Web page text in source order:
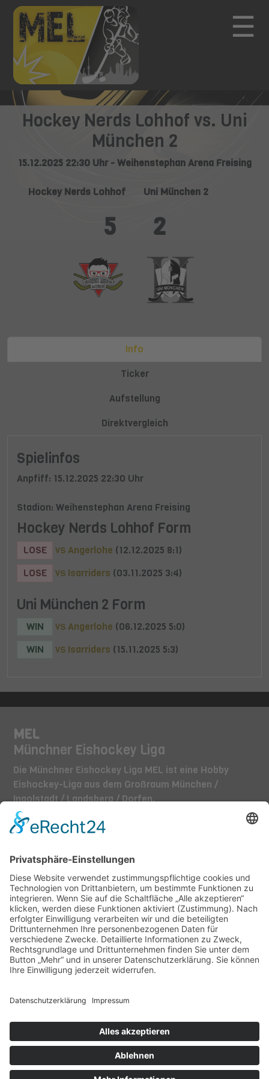
☰
Hockey Nerds Lohhof vs. Uni
München 2
15.12.2025 22:30 Uhr - Weihenstephan Arena Freising
Hockey Nerds Lohhof Uni München 2
5 2
Info
Ticker
Aufstellung
Direktvergleich
Spielinfos
Anpfiff: 15.12.2025 22:30 Uhr
Stadion: Weihenstephan Arena Freising
Hockey Nerds Lohhof Form
LOSE VS Angerlohe (12.12.2025 8:1)
LOSE
VS Isarriders (03.11.2025 3:4)
Uni München 2 Form
WIN VS Angerlohe (06.12.2025 5:0)
WIN
VS Isarriders (15.11.2025 5:3)
MEL
Münchner Eishockey Liga
Die Münchner Eishockey Liga MEL ist eine Hobby
Eishockey-Liga aus dem Großraum München /
Ingolstadt / Landsberg / Dorfen.
TEAMS
|Downloads
2018 - 2026